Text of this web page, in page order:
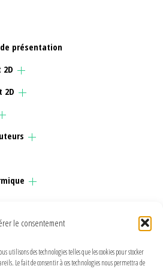
le consentement
utilisons des technologies telles que les cookies pour stocker
Le fait de consentir à ces technologies nous permettra de
présentation
2D
LÉGALES